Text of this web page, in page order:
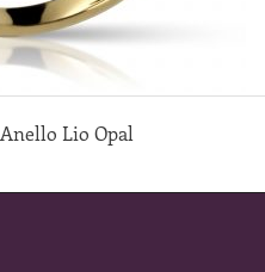
Anello Lio Opal